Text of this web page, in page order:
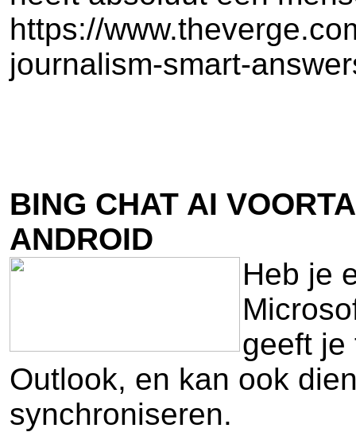
https://
journalism-smart-
BING CHAT AI
ANDROID
Heb je
geeft je
Outlook, en kan ook
synchroniseren.